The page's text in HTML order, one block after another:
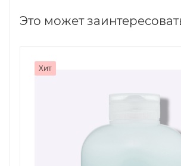
Это может
Хит